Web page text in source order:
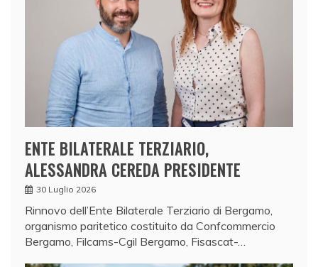
ENTE BILATERALE TERZIARIO,
ALESSANDRA CEREDA PRESIDENTE
30 Luglio 2026
Rinnovo dell’Ente Bilaterale Terziario di Bergamo,
organismo paritetico costituito da Confcommercio
Bergamo, Filcams-Cgil Bergamo, Fisascat-…